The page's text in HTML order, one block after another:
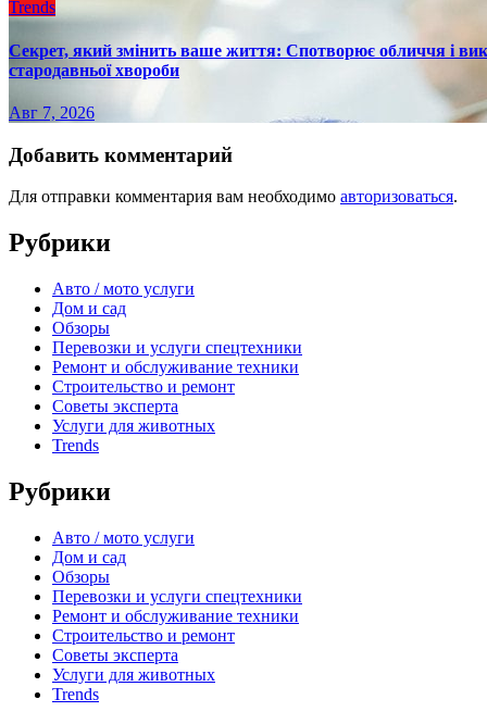
Trends
Секрет, який змінить ваше життя: Спотворює обличчя і
стародавньої хвороби
Авг 7, 2026
Добавить комментарий
Для отправки комментария вам необходимо авторизоваться.
Рубрики
Авто / мото услуги
Дом и сад
Обзоры
Перевозки и услуги спецтехники
Ремонт и обслуживание техники
Строительство и ремонт
Советы эксперта
Услуги для животных
Trends
Рубрики
Авто / мото услуги
Дом и сад
Обзоры
Перевозки и услуги спецтехники
Ремонт и обслуживание техники
Строительство и ремонт
Советы эксперта
Услуги для животных
Trends